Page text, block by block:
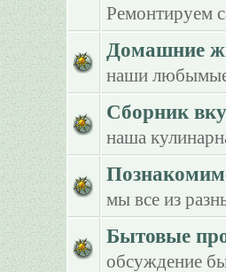
Ремонтируем
Домашние
наши
Сборник
наша
мы все из
Бытовые
обсуждение